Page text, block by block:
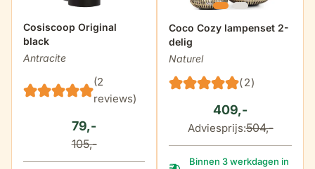
dikte zitkussens 6 cm
Cosiscoop Original
black
Antracite
(2
reviews)
79,-
105,-
Coco Cozy lampenset 2-
delig
Naturel
(2)
De prijs is afhankelijk van
409,-
Adviesprijs:504,-
Binnen 3 werkdagen in